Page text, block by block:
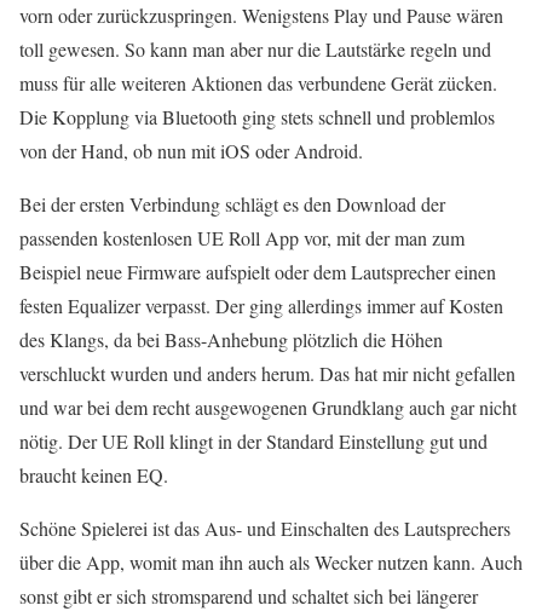
vorn oder zurückzuspringen. Wenigstens Play und Pause wären
toll gewesen. So kann man aber nur die Lautstärke regeln und
muss für alle weiteren Aktionen das verbundene Gerät zücken.
Die Kopplung via Bluetooth ging stets schnell und problemlos
von der Hand, ob nun mit iOS oder Android.
Bei der ersten Verbindung schlägt es den Download der
passenden kostenlosen UE Roll App vor, mit der man zum
Beispiel neue Firmware aufspielt oder dem Lautsprecher einen
festen Equalizer verpasst. Der ging allerdings immer auf Kosten
des Klangs, da bei Bass-Anhebung plötzlich die Höhen
verschluckt wurden und anders herum. Das hat mir nicht gefallen
und war bei dem recht ausgewogenen Grundklang auch gar nicht
nötig. Der UE Roll klingt in der Standard Einstellung gut und
braucht keinen EQ.
Schöne Spielerei ist das Aus- und Einschalten des Lautsprechers
über die App, womit man ihn auch als Wecker nutzen kann. Auch
sonst gibt er sich stromsparend und schaltet sich bei längerer